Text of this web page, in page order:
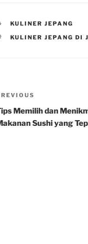
CATEGORIES
KULINER JEPANG
TAGS
KULINER JEPANG DI
Memilih dan
Sushi yang